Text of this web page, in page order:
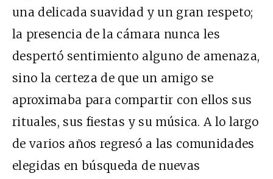
una delicada suavidad y un gran respeto;
la presencia de la cámara nunca les
despertó sentimiento alguno de amenaza,
sino la certeza de que un amigo se
aproximaba para compartir con ellos sus
rituales, sus fiestas y su música. A lo largo
de varios años regresó a las comunidades
elegidas en búsqueda de nuevas